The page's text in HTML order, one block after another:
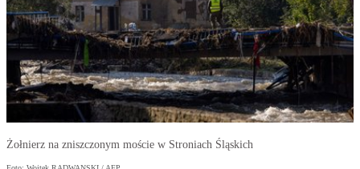
Żołnierz na zniszczonym moście w Stroniach Śląskich